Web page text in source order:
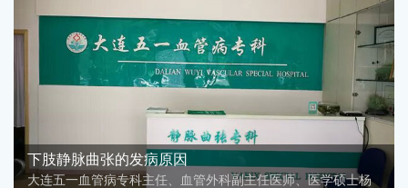
下肢静脉曲张的发病原因
​大连五一血管病专科主任、血管外科副主任医师、医学硕士杨